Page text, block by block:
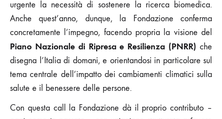
urgente la necessità di sostenere la ricerca biomedica.
Anche quest’anno, dunque, la Fondazione conferma
concretamente l’impegno, facendo propria la visione del
Piano Nazionale di Ripresa e Resilienza (PNRR) che
disegna l’Italia di domani, e orientandosi in particolare sul
tema centrale dell’impatto dei cambiamenti climatici sulla
salute e il benessere delle persone.
Con questa call la Fondazione dà il proprio contributo –